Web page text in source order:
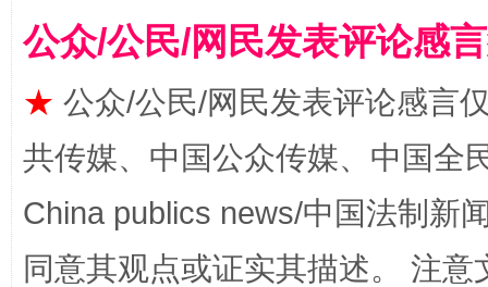
全民健身五年计划来了！等你上场
公众/公民/网民发表评论感
★ 公众/公民/网民发表评论感言
共传媒、中国公众传媒、中国全
China publics news/中国法制新
同意其观点或证实其描述。 注